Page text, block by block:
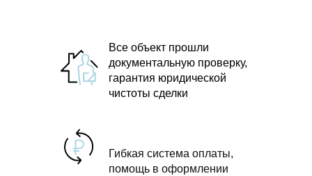
Все объект прошли
документальную проверку,
гарантия юридической
чистоты сделки
Гибкая система оплаты,
помощь в оформлении